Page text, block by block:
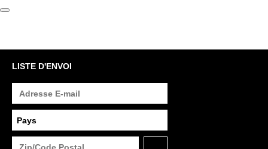
LISTE D'ENVOI